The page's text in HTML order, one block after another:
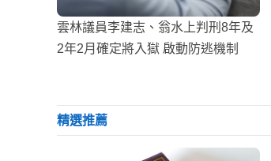
雲林議員李建志、翁水上判刑8年及
2年2月確定將入獄 啟動防逃機制
精選推薦